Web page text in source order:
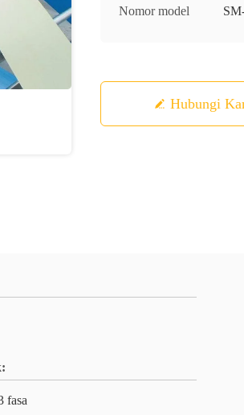
Nomor model
Hubungi
fasa